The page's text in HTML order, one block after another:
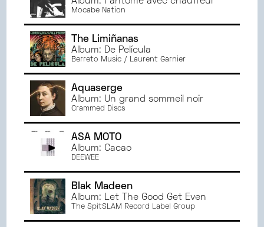
NOVEMBRE2024
OCTOBRE
SEPTEMBRE 2024
JUIN2024
MAI2024
AVRIL
MARS
2024
FÉVRIER 2024
JANVIER2024
DÉCEMBRE2023
NOVEMBRE2023
OCTOBRE2023
SEPTEMBRE 2023
JUIN2023
ORLÉANS
RENNES
PARIS
BESANÇON
TOULOUSE
ANGERS
MONTPELLIER
Mocabe Nation
The Limiñanas
Album: De Película
Berreto Music / Laurent Garnier
Aquaserge
Album: Un grand sommeil noir
Crammed Discs
ASA MOTO
Album: Cacao
DEEWEE
Blak Madeen
Album: Let The Good Get Even
The SpitSLAM Record Label Group